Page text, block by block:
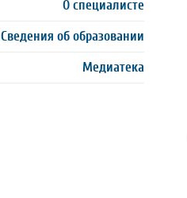
О специалисте
Сведения об образовании
Медиатека